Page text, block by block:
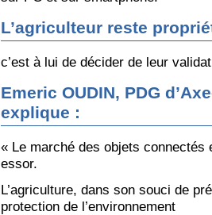
L’agriculteur reste
c’est à lui de décider de leur
Emeric OUDIN, PDG
explique :
« Le marché des objets connectés
essor.
L’agriculture, dans son souci de
protection de l’environnement